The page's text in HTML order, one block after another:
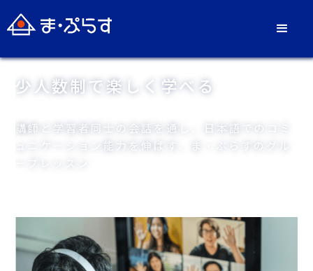
少人数制で 楽しく学べる
講師と学習者同士の会話を通し、
日本語でのコミ
ュニケーション能力を伸ばす、
ま・ぷらすのグル
初めての方でも安心
リラックスした雰囲気で、 細やかなヒアリングを
行う、
ま・ぷらすの体験レッスン
Slide 3 of 3.